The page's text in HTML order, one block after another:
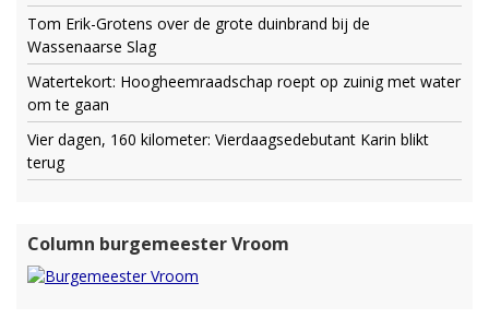
Tom Erik-Grotens over de grote duinbrand bij de
Wassenaarse Slag
Watertekort: Hoogheemraadschap roept op zuinig met water
om te gaan
Vier dagen, 160 kilometer: Vierdaagsedebutant Karin blikt
terug
Column burgemeester Vroom